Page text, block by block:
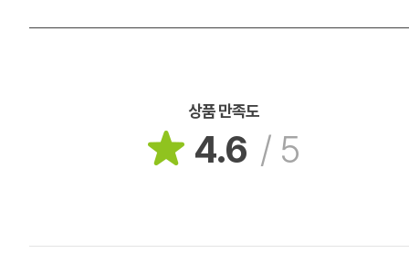
상품 만족도
4.6 / 5